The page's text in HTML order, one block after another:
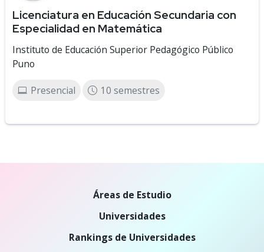
Licenciatura en Educación Secundaria con
Especialidad en Matemática
Instituto de Educación Superior Pedagógico Público
Puno
Presencial 10 semestres
Áreas de Estudio
Universidades
Rankings de Universidades